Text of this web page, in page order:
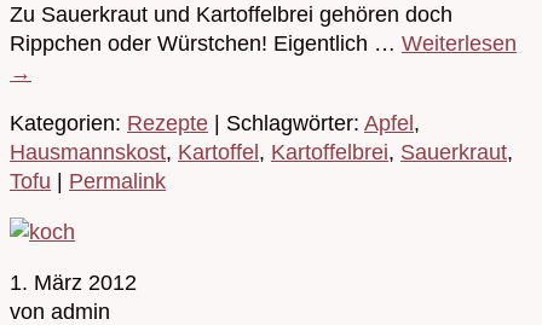
Zu Sauerkraut und Kartoffelbrei gehören doch
Rippchen oder Würstchen! Eigentlich … Weiterlesen
→
Kategorien: Rezepte | Schlagwörter: Apfel,
Hausmannskost, Kartoffel, Kartoffelbrei, Sauerkraut,
Tofu | Permalink
1. März 2012
von admin